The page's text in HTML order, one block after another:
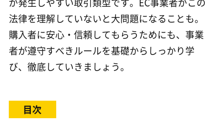
法律を理解していないと大問題になることも。
購入者に安心・信頼してもらうためにも、事業
者が遵守すべきルールを基礎からしっかり学
び、徹底していきましょう。
目次